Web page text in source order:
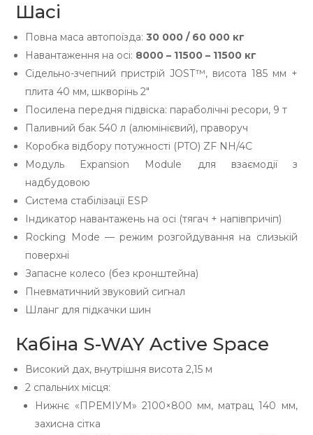
Шасі
Повна маса автопоїзда:30 000 / 60 000 кг
Навантаження на осі: 8000 – 11500 – 11500 кг
Сідельно-зчепний пристрій JOST™, висота 185 мм +
плита 40 мм, шкворінь 2″
Посилена передня підвіска: параболічні ресори, 9 т
Паливний бак 540 л (алюмінієвий), праворуч
Коробка відбору потужності (PTO) ZF NH/4C
Модуль Expansion Module для взаємодії з
надбудовою
Система стабілізації ESP
Індикатор навантажень на осі (тягач + напівпричіп)
Rocking Mode — режим розгойдування на слизькій
поверхні
Запасне колесо (без кронштейна)
Пневматичний звуковий сигнал
Шланг для підкачки шин
Кабіна S-WAY Active Space
Високий дах, внутрішня висота 2,15 м
2 спальних місця:
Нижнє «ПРЕМІУМ» 2100×800 мм, матрац 140 мм,
захисна сітка